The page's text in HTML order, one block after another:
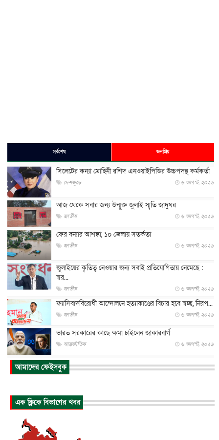
সর্বশেষ জনপ্রিয়
সিলেটের কন্যা মোহিনী রশিদ এনওয়াইপিডির উচ্চপদস্থ কর্মকর্তা
দেশজুড়ে ৬ আগস্ট, ২০২৬
আজ থেকে সবার জন্য উন্মুক্ত জুলাই স্মৃতি জাদুঘর
জাতীয় ৬ আগস্ট, ২০২৬
ফের বন্যার আশঙ্কা, ১০ জেলায় সতর্কতা
জাতীয় ৬ আগস্ট, ২০২৬
জুলাইয়ের কৃতিত্ব নেওয়ার জন্য সবাই প্রতিযোগিতায় নেমেছে :
স্বর...
জাতীয় ৬ আগস্ট, ২০২৬
ফ্যাসিবাদবিরোধী আন্দোলনে হত্যাকাণ্ডের বিচার হবে স্বচ্ছ, নিরপ...
জাতীয় ৬ আগস্ট, ২০২৬
ভারত সরকারের কাছে ক্ষমা চাইলেন জাকারবার্গ
আন্তর্জাতিক ৬ আগস্ট, ২০২৬
আকাশে ট্রাম্পের হেলিকপ্টার ও যাত্রীবাহী বিমান মুখোমুখি, তদন্...
আন্তর্জাতিক
আন্তর্জাতিক ৬ আগস্ট, ২০২৬
আমাদের ফেইসবুক
এক ক্লিকে বিভাগের খবর